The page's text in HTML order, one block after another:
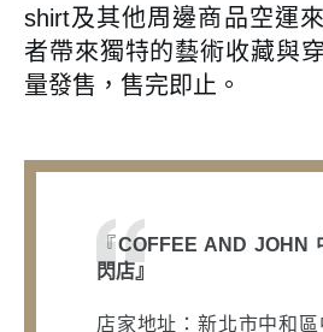
shirt及其他周邊商品空運
者帶來獨特的藝術收藏與
量發售，售完即止。
『COFFEE AND JOHN
閃店』
店家地址：新北市中和區